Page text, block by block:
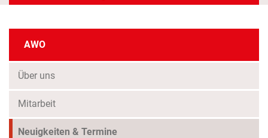
AWO
Über uns
Mitarbeit
Neuigkeiten & Termine